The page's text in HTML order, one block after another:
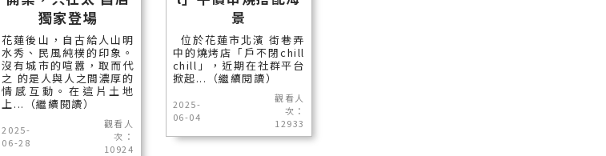
獨家登場
花蓮後山，自古給人山明
水秀、民風純樸的印象。
沒有城市的喧囂，取而代
之 的是人與人之間濃厚的
情感互動。在這片土地
上...（繼續閱讀）
2025-
06-28
觀看人
次：
10924
景
位於花蓮市北濱 街巷弄
中的燒烤店「戶不閉chill
chill」，近期在社群平台
掀起...（繼續閱讀）
2025-
06-04
觀看人
次：
12933